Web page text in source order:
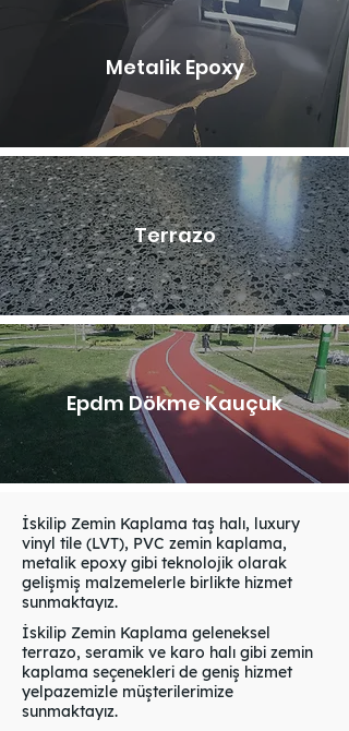
Metalik Epoxy
Terrazo
Epdm Dökme Kauçuk
İskilip Zemin Kaplama taş halı, luxury
vinyl tile (LVT), PVC zemin kaplama,
metalik epoxy gibi teknolojik olarak
gelişmiş malzemelerle birlikte hizmet
sunmaktayız.
İskilip Zemin Kaplama geleneksel
terrazo, seramik ve karo halı gibi zemin
kaplama seçenekleri de geniş hizmet
yelpazemizle müşterilerimize
sunmaktayız.